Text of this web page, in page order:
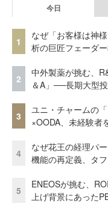
今日
1
なぜ「お客様は神
析の巨匠フェーダ
2
中外製薬が挑む、
＆A」──長期大型
3
ユニ・チャームの
×OODA、未経験者
4
なぜ花王の経理パ
機能の再定義、タ
5
ENEOSが挑む、
上げ背景にあった